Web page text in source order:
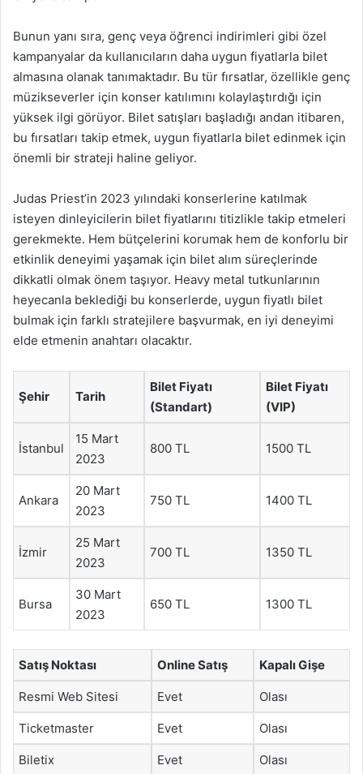
Bunun yanı sıra, genç veya öğrenci indirimleri gibi özel
kampanyalar da kullanıcıların daha uygun fiyatlarla bilet
almasına olanak tanımaktadır. Bu tür fırsatlar, özellikle genç
müzikseverler için konser katılımını kolaylaştırdığı için
yüksek ilgi görüyor. Bilet satışları başladığı andan itibaren,
bu fırsatları takip etmek, uygun fiyatlarla bilet edinmek için
önemli bir strateji haline geliyor.
Judas Priest’in 2023 yılındaki konserlerine katılmak
isteyen dinleyicilerin bilet fiyatlarını titizlikle takip etmeleri
gerekmekte. Hem bütçelerini korumak hem de konforlu bir
etkinlik deneyimi yaşamak için bilet alım süreçlerinde
dikkatli olmak önem taşıyor. Heavy metal tutkunlarının
heyecanla beklediği bu konserlerde, uygun fiyatlı bilet
bulmak için farklı stratejilere başvurmak, en iyi deneyimi
elde etmenin anahtarı olacaktır.
Şehir Tarih
Bilet Fiyatı
(Standart)
Bilet Fiyatı
(VIP)
İstanbul
15 Mart
2023
800 TL 1500 TL
Ankara
20 Mart
2023
750 TL 1400 TL
İzmir
25 Mart
2023
700 TL 1350 TL
Bursa
30 Mart
2023
650 TL 1300 TL
Satış Noktası Online Satış Kapalı Gişe
Resmi Web Sitesi Evet Olası
Ticketmaster Evet Olası
Biletix Evet Olası